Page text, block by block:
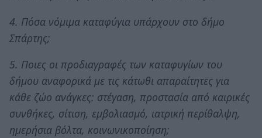
4. Πόσα νόμιμα καταφύγια υπάρχουν στο δήμο
Σπάρτης;
5. Ποιες οι προδιαγραφές των καταφυγίων του
δήμου αναφορικά με τις κάτωθι απαραίτητες για
κάθε ζώο ανάγκες: στέγαση, προστασία από καιρικές
συνθήκες, σίτιση, εμβολιασμό, ιατρική περίθαλψη,
ημερήσια βόλτα, κοινωνικοποίηση;